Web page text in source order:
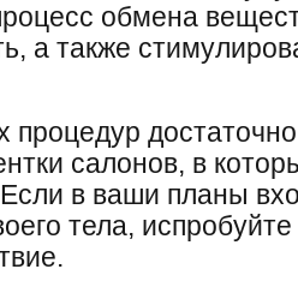
обмена
а также
салонов, в
в ваши планы
тела,